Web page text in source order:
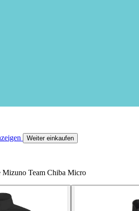
Weiter einkaufen
Mizuno Team Chiba Micro